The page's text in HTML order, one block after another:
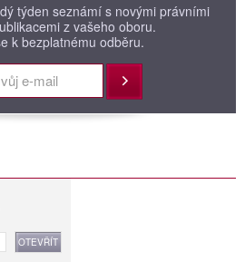
týden seznámí s novými právními
z vašeho oboru.
k bezplatnému odběru.
Přihlásit